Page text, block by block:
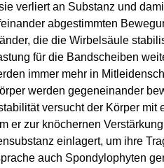
verliert an Substanz und
abgestimmten
die die Wirbelsäule
für die Bandscheiben
immer mehr in
werden gegeneinander
versucht der Körper mit
er zur knöchernen
einlagert, um ihre
auch Spondylophyten